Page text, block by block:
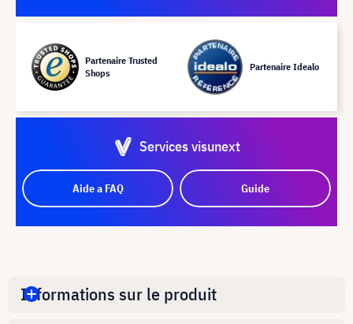
Partenaire Trusted
Shops
Partenaire Idealo
Services visunext
Aide a FAQ Guide
Informations sur le produit